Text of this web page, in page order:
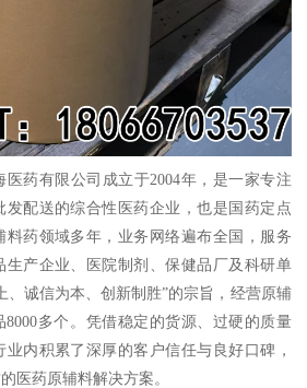
医药有限公司成立于2004年，是一家专注
配送的综合性医药企业，也是国药定点
药领域多年，业务网络遍布全国，服务
生产企业、医院制剂、保健品厂及科研单
、诚信为本、创新制胜”的宗旨，经营原辅
8000多个。凭借稳定的货源、过硬的质量
内积累了深厚的客户信任与良好口碑，
医药原辅料解决方案。